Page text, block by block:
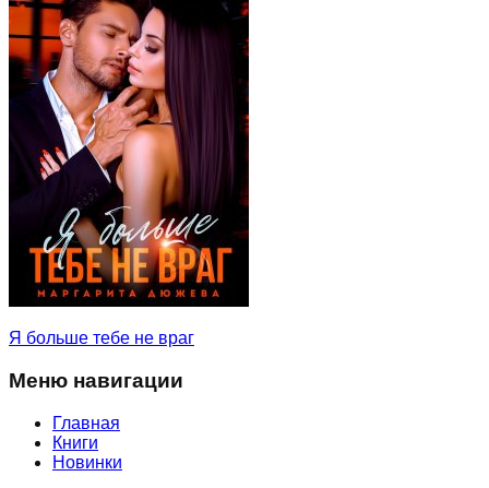
Я больше тебе не враг
Меню навигации
Главная
Книги
Новинки